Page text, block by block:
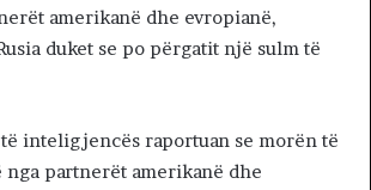
amerikanë dhe evropianë,
duket se po përgatit një sulm të
inteligjencës raportuan se morën të
partnerët amerikanë dhe